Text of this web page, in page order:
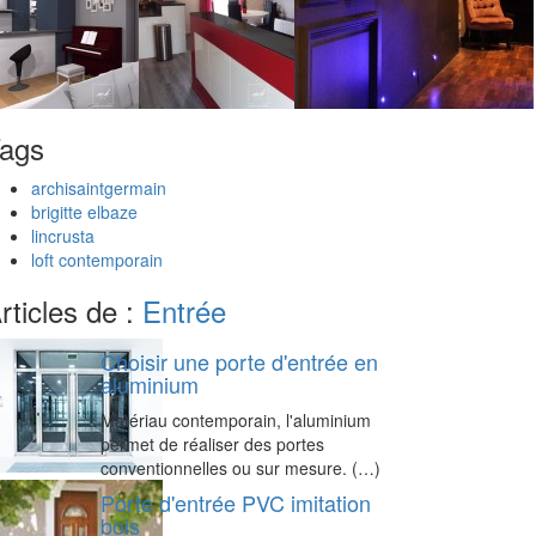
archisaintgermain
brigitte elbaze
lincrusta
loft contemporain
de : Entrée
Choisir une porte d'entrée en
aluminium
Matériau contemporain, l'aluminium
permet de réaliser des portes
conventionnelles ou sur mesure. (…)
Porte d'entrée PVC imitation
bois